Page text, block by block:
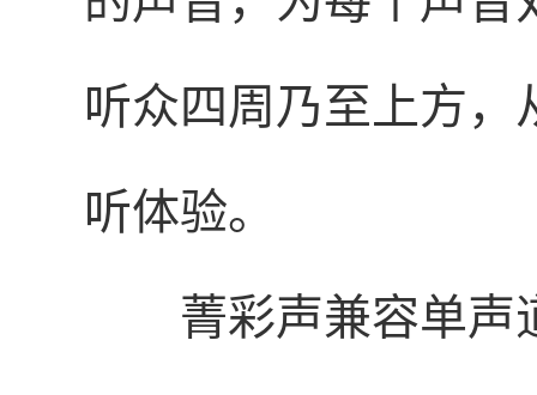
听众四周乃至上方
听体验。
菁彩声兼容单声